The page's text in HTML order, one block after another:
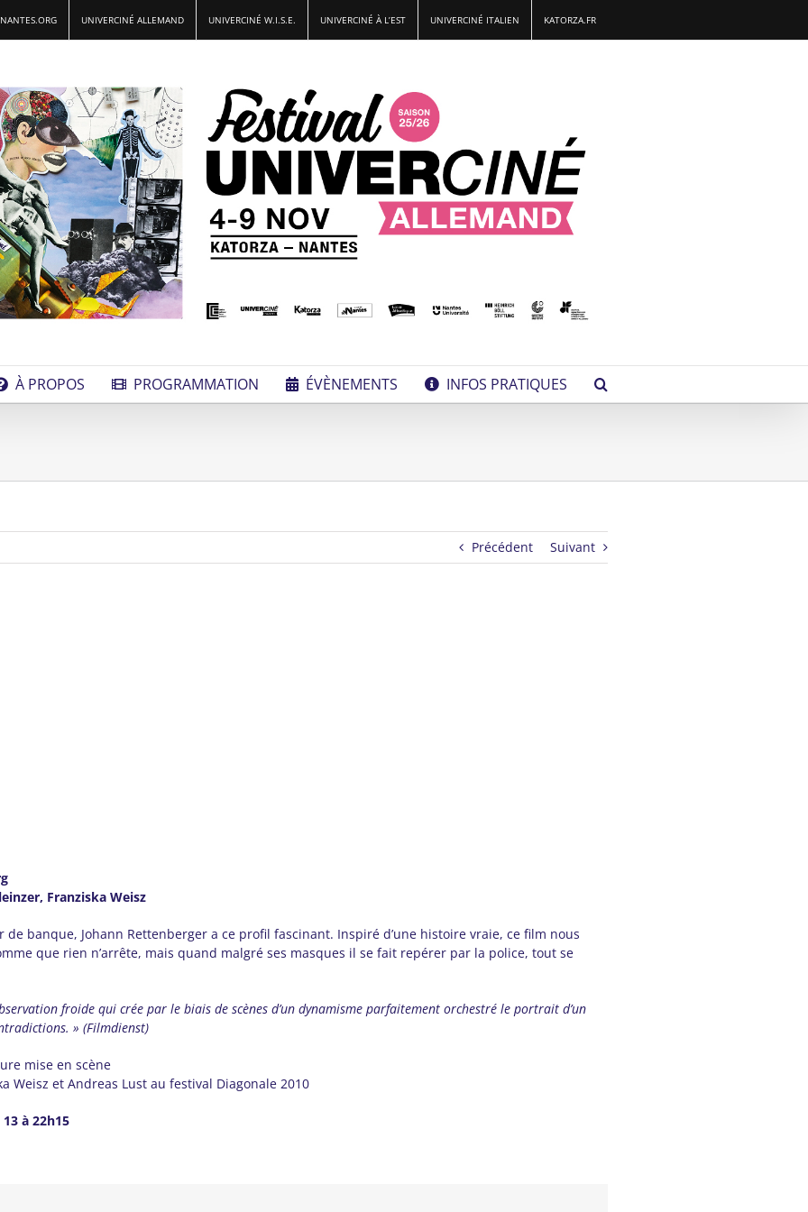
UNIVERCINÉ ALLEMAND UNIVERCINÉ W.I.S.E. UNIVERCINÉ À L’EST UNIVERCINÉ ITALIEN KATORZA.FR
À PROPOS PROGRAMMATION ÉVÈNEMENTS INFOS PRATIQUES
Précédent Suivant
Franziska Weisz
banque, Johann Rettenberger a ce profil fascinant. Inspiré d’une histoire vraie, ce film nous
que rien n’arrête, mais quand malgré ses masques il se fait repérer par la police, tout se
froide qui crée par le biais de scènes d’un dynamisme parfaitement orchestré le portrait d’un
» (Filmdienst)
mise en scène
Weisz et Andreas Lust au festival Diagonale 2010
à 22h15